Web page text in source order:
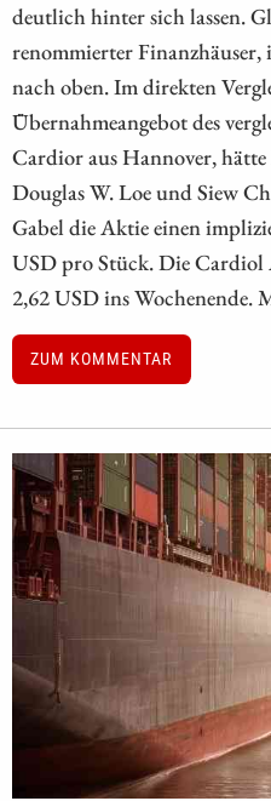
deutlich hinter sich lassen.
renommierter
nach oben. Im direkten
Übernahmeangebot des
Cardior aus Hannover,
Douglas W. Loe und Siew
Gabel die Aktie einen
USD pro Stück. Die Cardiol
2,62 USD ins Wochenende.
ZUM KOMMENTAR